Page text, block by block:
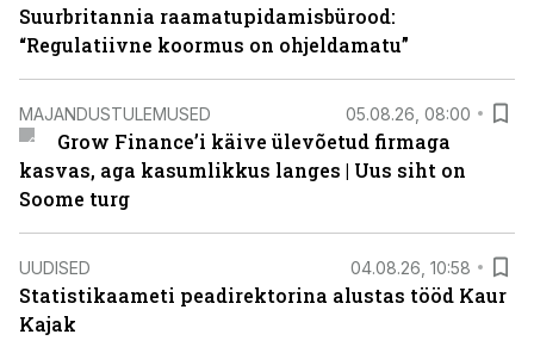
Suurbritannia raamatupidamisbürood:
“Regulatiivne koormus on ohjeldamatu”
MAJANDUSTULEMUSED 05.08.26, 08:00
Grow Finance’i käive ülevõetud firmaga
kasvas, aga kasumlikkus langes | Uus siht on
Soome turg
UUDISED 04.08.26, 10:58
Statistikaameti peadirektorina alustas tööd Kaur
Kajak